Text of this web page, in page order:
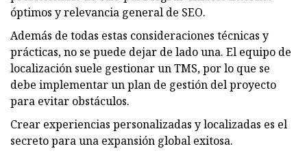
óptimos y relevancia general de SEO.
Además de todas estas consideraciones técnicas y
prácticas, no se puede dejar de lado una. El equipo de
localización suele gestionar un TMS, por lo que se
debe implementar un plan de gestión del proyecto
para evitar obstáculos.
Crear experiencias personalizadas y localizadas es el
secreto para una expansión global exitosa.